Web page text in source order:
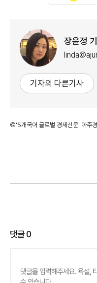
장윤정
기자의 다른기사
©'5개국어 글로벌 경제신문' 아주경
댓글0